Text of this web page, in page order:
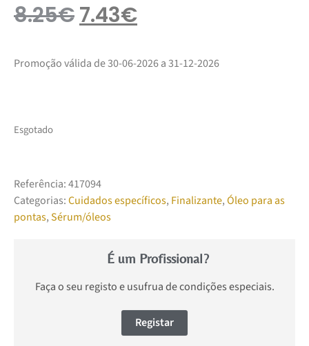
8.25€7.43€
Promoção válida de 30-06-2026 a 31-12-2026
Esgotado
Referência:417094
Categorias:Cuidados específicos, Finalizante,Óleo para as
pontas,Sérum/óleos
É um Profissional?
Faça o seu registo e usufrua de condições especiais.
Registar